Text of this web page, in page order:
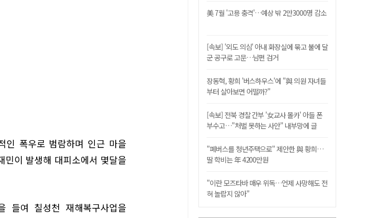
인 폭우로 범람하며 인근 마을
이 발생해 대피소에서 몇달을
들여 칠성천 재해복구사업을
美 7월 '고용 충격'…예상 밖 2만3000명 감소
[속보] '외도 의심' 아내 화장실에 묶고 불에 달
군 공구로 고문…남편 검거
장동혁, 황희 '버스하우스'에 "與 의원 자녀들
부터 살아보면 어떨까?"
[속보] 전북 경찰 간부 '女교사 몰카' 아들 폰
부수고…"처벌 못하는 사안" 내부망에 글
"폐버스를 청년주택으로" 제안한 與 황희…
딸 학비는 年 4200만원
"이란 모즈타바 매우 위독…언제 사망해도 전
혀 놀랍지 않아"